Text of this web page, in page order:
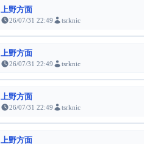
上野方面
26/07/31 22:49 tsrknic
上野方面
26/07/31 22:49 tsrknic
上野方面
26/07/31 22:49 tsrknic
上野方面